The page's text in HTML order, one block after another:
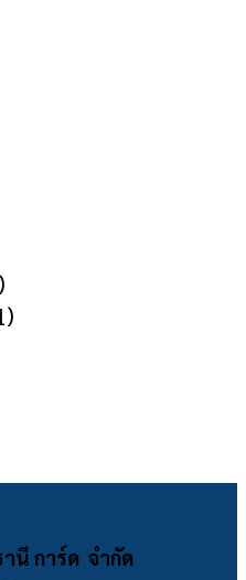
นี การ์ด จำกัด